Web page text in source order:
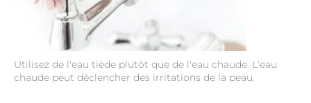
Utilisez de l'eau tiède plutôt que de l'eau chaude. L'eau
chaude peut déclencher des irritations de la peau.